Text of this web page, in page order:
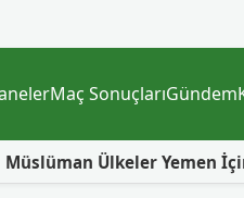
Maç SonuçlarıGündem
İçin Neden Bir Araya